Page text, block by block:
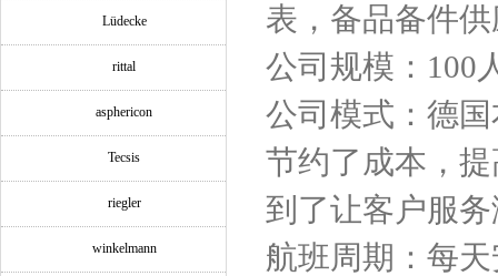
Lüdecke
rittal
asphericon
Tecsis
riegler
winkelmann
表，备品备件
公司规模：100
公司模式：德
节约了成本，
到了让客户服
航班周期：每